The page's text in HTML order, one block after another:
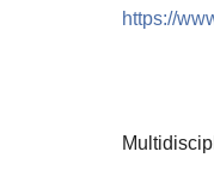
https://